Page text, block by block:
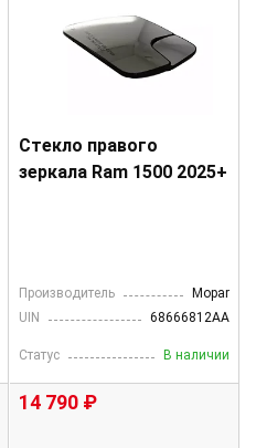
Стекло правого
зеркала Ram 1500 2025+
Производитель
Mopar
UIN
68666812AA
Статус В наличии
14 790 ₽